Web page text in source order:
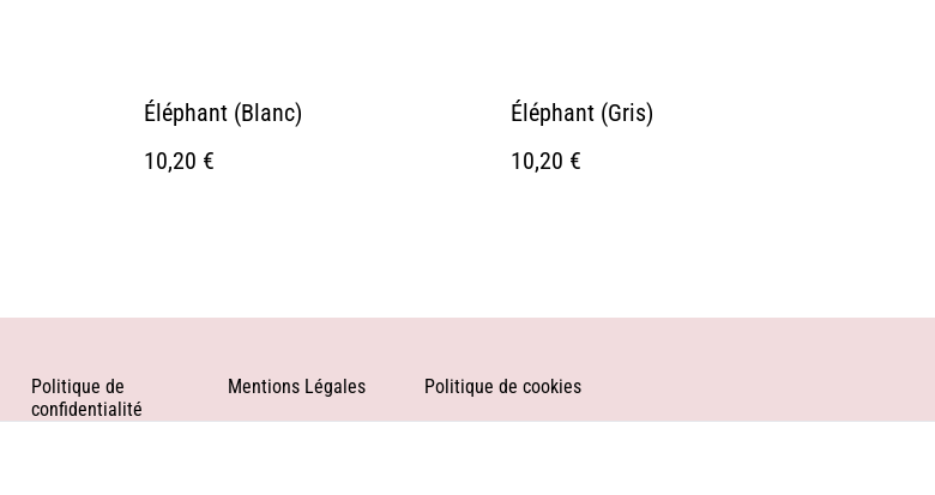
Éléphant (Blanc)
10,20 €
Éléphant (Gris)
10,20 €
Politique de
confidentialité
Mentions Légales Politique de cookies